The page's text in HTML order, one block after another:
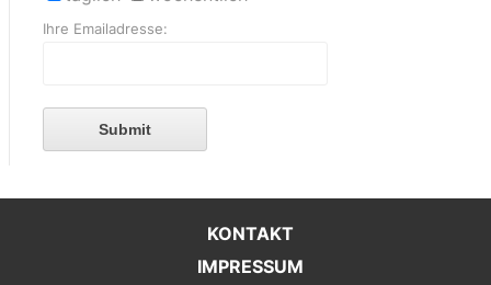
Ihre Emailadresse:
Submit
KONTAKT
IMPRESSUM